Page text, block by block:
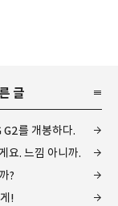
글
를 개봉하다.
요. 느낌 아니까.
?
!